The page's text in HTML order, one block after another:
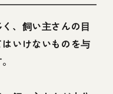
、飼い主さんの目
いけないものを与